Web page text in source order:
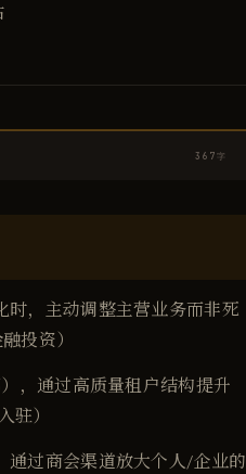
367字
，主动调整主营业务而非死
投资）
，通过高质量租户结构提升
驻）
通过商会渠道放大个人/企业的